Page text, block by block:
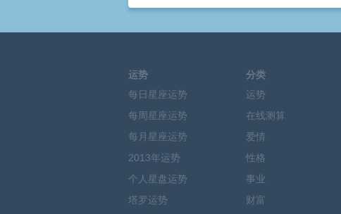
运势
每日星座运势
每周星座运势
每月星座运势
2013年运势
个人星盘运势
塔罗运势
分类
运势
在线测算
爱情
性格
事业
财富